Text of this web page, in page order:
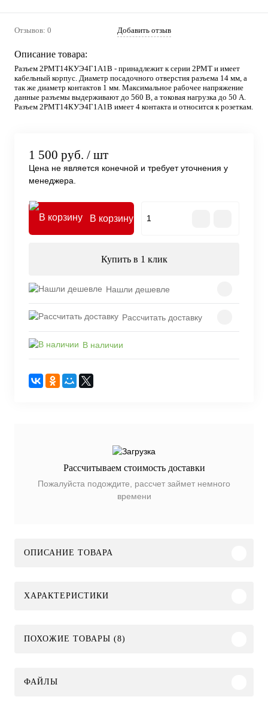
Отзывов: 0 Добавить отзыв
Описание товара:
Разъем 2РМТ14КУЭ4Г1А1В - принадлежит к серии 2РМТ и имеет
кабельный корпус. Диаметр посадочного отверстия разъема 14 мм, а
так же диаметр контактов 1 мм. Максимальное рабочее напряжение
данные разъемы выдерживают до 560 В, а токовая нагрузка до 50 А.
Разъем 2РМТ14КУЭ4Г1А1В имеет 4 контакта и относится к розеткам.
1 500 руб. / шт
Цена не является конечной и требует уточнения у
менеджера.
В корзину
Купить в 1 клик
Нашли дешевле
Рассчитать доставку
В наличии
Рассчитываем стоимость доставки
Пожалуйста подождите, рассчет займет немного
времени
ОПИСАНИЕ ТОВАРА
ХАРАКТЕРИСТИКИ
ПОХОЖИЕ ТОВАРЫ (8)
ФАЙЛЫ